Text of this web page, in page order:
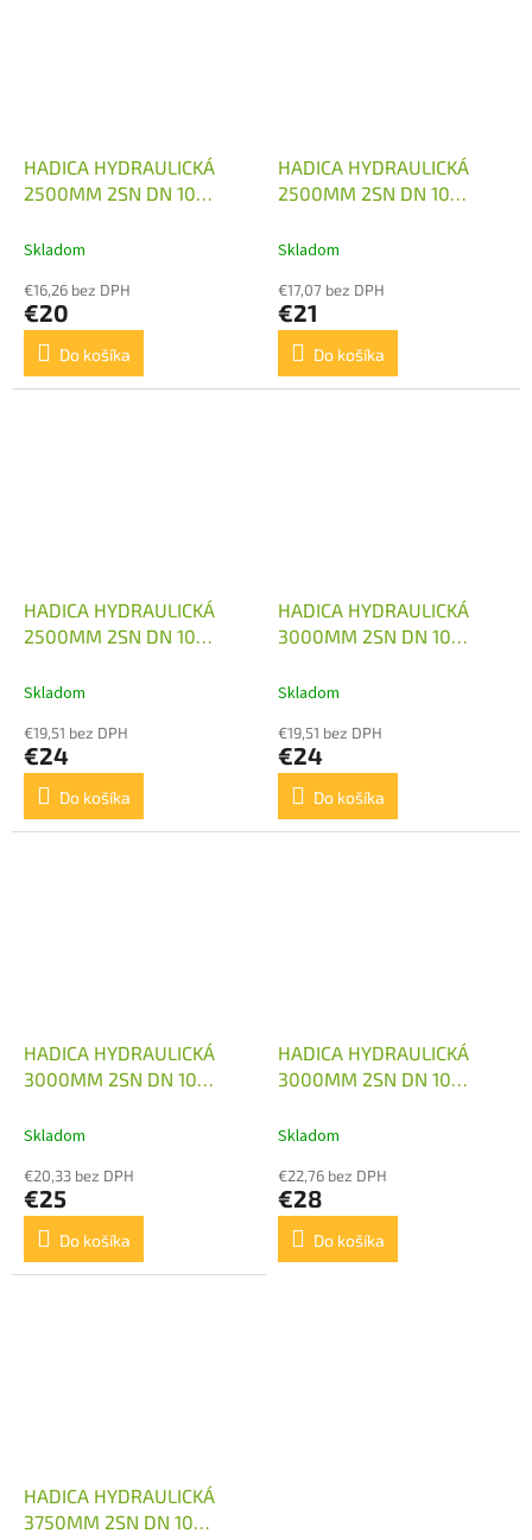
HADICA HYDRAULICKÁ
2500MM 2SN DN 10
Skladom
€16,26 bez DPH
€20
Do košíka
HADICA HYDRAULICKÁ
2500MM 2SN DN 10
Skladom
€17,07 bez DPH
€21
Do košíka
HADICA HYDRAULICKÁ
2500MM 2SN DN 10
Skladom
€19,51 bez DPH
€24
Do košíka
HADICA HYDRAULICKÁ
3000MM 2SN DN 10
Skladom
€19,51 bez DPH
€24
Do košíka
HADICA HYDRAULICKÁ
3000MM 2SN DN 10
Skladom
€20,33 bez DPH
€25
Do košíka
HADICA HYDRAULICKÁ
3000MM 2SN DN 10
Skladom
€22,76 bez DPH
€28
Do košíka
HADICA HYDRAULICKÁ
3750MM 2SN DN 10